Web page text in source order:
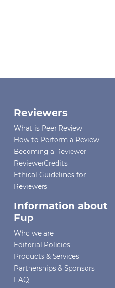
Reviewers
What is Peer Review
How to Perform a Review
Becoming a Reviewer
ReviewerCredits
Ethical Guidelines for
Reviewers
Information about
Fup
Who we are
Editorial Policies
Products & Services
Partnerships & Sponsors
FAQ